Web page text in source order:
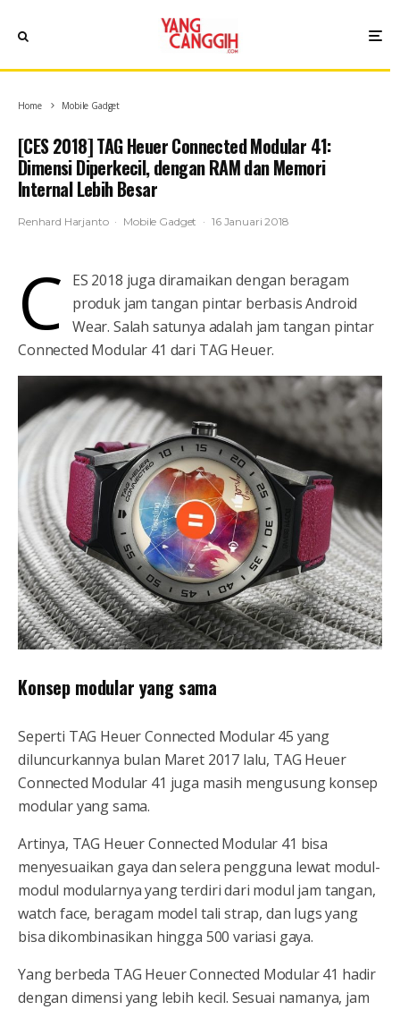
Home Mobile Gadget
[CES 2018] TAG Heuer Connected Modular 41:
Dimensi Diperkecil, dengan RAM dan Memori
Internal Lebih Besar
Renhard Harjanto · Mobile Gadget · 16 Januari 2018
C
ES 2018 juga diramaikan dengan beragam
produk jam tangan pintar berbasis Android
Wear. Salah satunya adalah jam tangan pintar
Connected Modular 41 dari TAG Heuer.
Konsep modular yang sama
Seperti TAG Heuer Connected Modular 45 yang
diluncurkannya bulan Maret 2017 lalu, TAG Heuer
Connected Modular 41 juga masih mengusung konsep
modular yang sama.
Artinya, TAG Heuer Connected Modular 41 bisa
menyesuaikan gaya dan selera pengguna lewat modul-
modul modularnya yang terdiri dari modul jam tangan,
watch face, beragam model tali strap, dan lugs yang
bisa dikombinasikan hingga 500 variasi gaya.
Yang berbeda TAG Heuer Connected Modular 41 hadir
dengan dimensi yang lebih kecil. Sesuai namanya, jam